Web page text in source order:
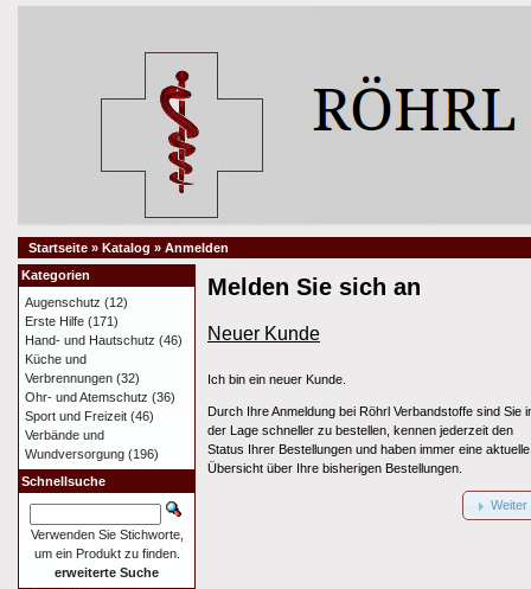
Startseite » Katalog » Anmelden
Melden Sie sich an
Neuer Kunde
Ich bin ein neuer Kunde.
Durch Ihre Anmeldung bei Röhrl Verbandstoffe sind Sie
der Lage schneller zu bestellen, kennen jederzeit den
Status Ihrer Bestellungen und haben immer eine aktuelle
Übersicht über Ihre bisherigen Bestellungen.
Weiter
Kategorien
Augenschutz (12)
Erste Hilfe (171)
Hand- und Hautschutz (46)
Küche und
Verbrennungen (32)
Ohr- und Atemschutz (36)
Sport und Freizeit (46)
Verbände und
Wundversorgung (196)
Schnellsuche
Verwenden Sie Stichworte,
um ein Produkt zu finden.
erweiterte Suche